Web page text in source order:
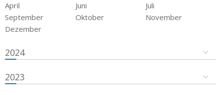
April
Juni
Juli
September
Oktober
November
Dezember
2024
2023